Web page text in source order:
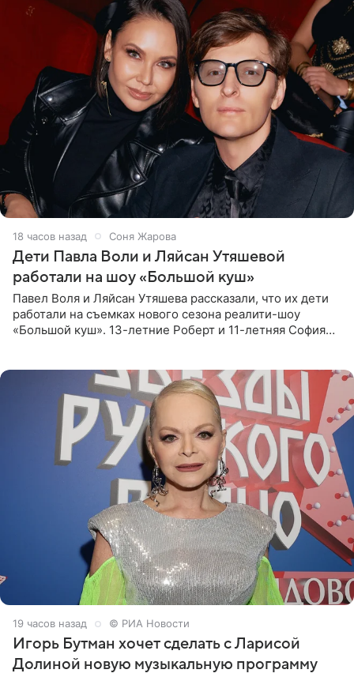
18 часов назад Соня Жарова
Дети Павла Воли и Ляйсан Утяшевой
работали на шоу «Большой куш»
Павел Воля и Ляйсан Утяшева рассказали, что их дети
работали на съемках нового сезона реалити-шоу
«Большой куш». 13-летние Роберт и 11-летняя София
19 часов назад © РИА Новости
Игорь Бутман хочет сделать с Ларисой
Долиной новую музыкальную программу